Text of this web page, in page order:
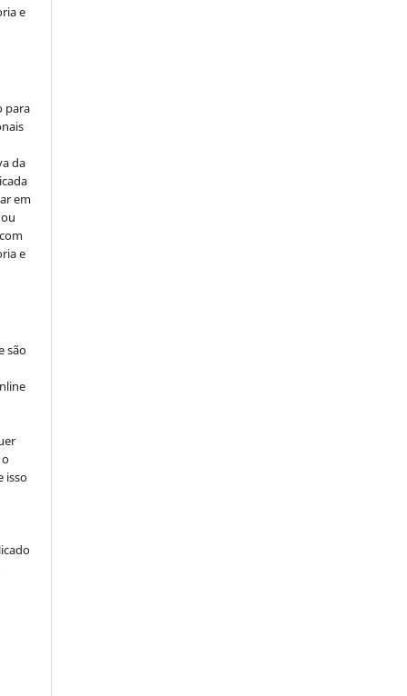
e
para
da
em
e
são
isso